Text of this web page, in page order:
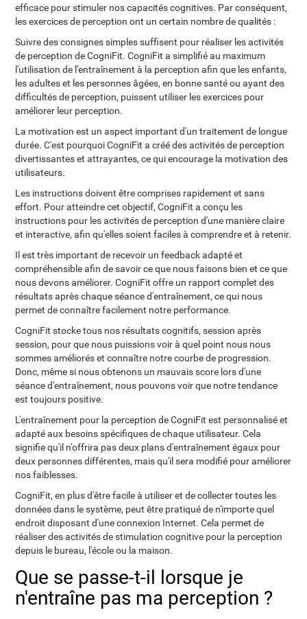
efficace pour stimuler nos capacités cognitives. Par conséquent,
les exercices de perception ont un certain nombre de qualités :
Suivre des consignes simples suffisent pour réaliser les activités
de perception de CogniFit. CogniFit a simplifié au maximum
l'utilisation de l'entraînement à la perception afin que les enfants,
les adultes et les personnes âgées, en bonne santé ou ayant des
difficultés de perception, puissent utiliser les exercices pour
améliorer leur perception.
La motivation est un aspect important d'un traitement de longue
durée. C'est pourquoi CogniFit a créé des activités de perception
divertissantes et attrayantes, ce qui encourage la motivation des
utilisateurs.
Les instructions doivent être comprises rapidement et sans
effort. Pour atteindre cet objectif, CogniFit a conçu les
instructions pour les activités de perception d'une manière claire
et interactive, afin qu'elles soient faciles à comprendre et à retenir.
Il est très important de recevoir un feedback adapté et
compréhensible afin de savoir ce que nous faisons bien et ce que
nous devons améliorer. CogniFit offre un rapport complet des
résultats après chaque séance d'entraînement, ce qui nous
permet de connaître facilement notre performance.
CogniFit stocke tous nos résultats cognitifs, session après
session, pour que nous puissions voir à quel point nous nous
sommes améliorés et connaître notre courbe de progression.
Donc, même si nous obtenons un mauvais score lors d'une
séance d'entraînement, nous pouvons voir que notre tendance
est toujours positive.
L'entraînement pour la perception de CogniFit est personnalisé et
adapté aux besoins spécifiques de chaque utilisateur. Cela
signifie qu'il n'offrira pas deux plans d'entraînement égaux pour
deux personnes différentes, mais qu'il sera modifié pour améliorer
nos faiblesses.
CogniFit, en plus d'être facile à utiliser et de collecter toutes les
données dans le système, peut être pratiqué de n'importe quel
endroit disposant d'une connexion Internet. Cela permet de
réaliser des activités de stimulation cognitive pour la perception
depuis le bureau, l'école ou la maison.
Que se passe-t-il lorsque je
n'entraîne pas ma perception ?